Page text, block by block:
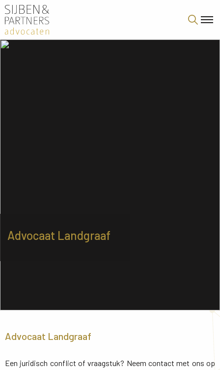
Advocaat Landgraaf
Advocaat Landgraaf
Een juridisch conflict of vraagstuk? Neem contact met ons op